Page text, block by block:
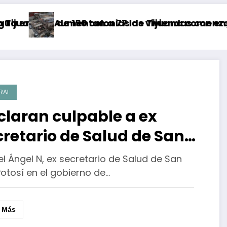
de 150 colonias de Tijuana comenzará a
Aumentan a 77 las viviendas con
culpable a ex
de Salud de San
Potosí por simular
de 32 mdp
Ángel N, ex secretario de Salud de San
en el gobierno de…
Más